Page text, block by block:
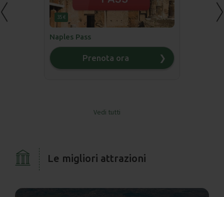
35 €
Naples Pass
Prenota ora ❯
Vedi tutti
Le migliori attrazioni